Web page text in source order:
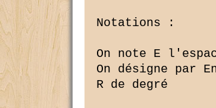
Notations :
On note E
On désigne par
R de degré